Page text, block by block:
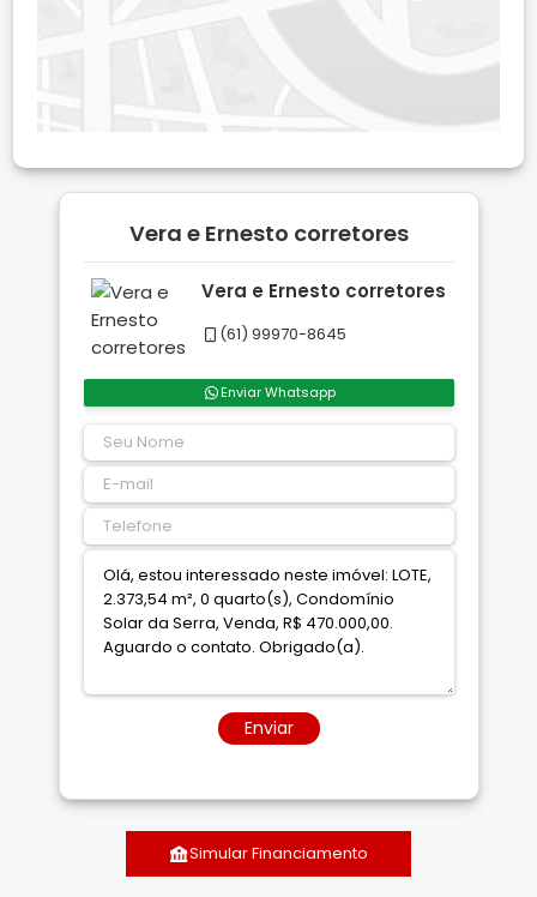
Vera e Ernesto corretores
Vera e Ernesto corretores
(61) 99970-8645
Enviar Whatsapp
Enviar
Simular Financiamento